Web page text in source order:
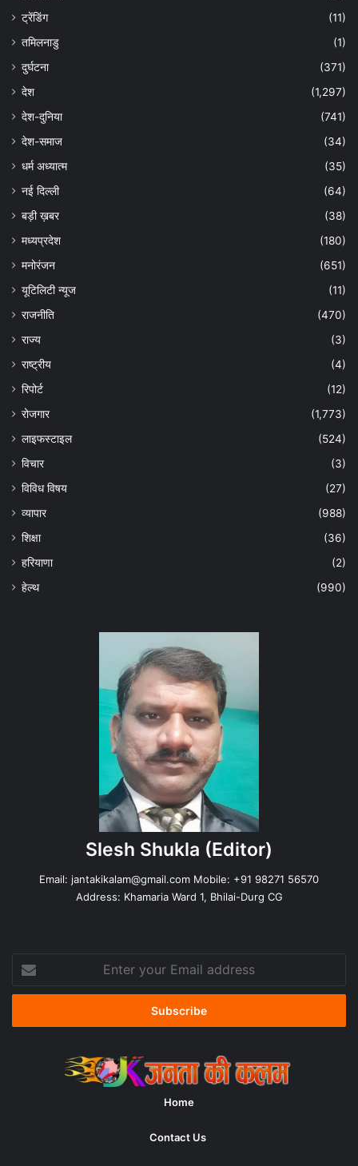
ट्रेंडिंग
(11)
तमिलनाडु
(1)
दुर्घटना
(371)
देश
(1,297)
देश-दुनिया
(741)
देश-समाज
(34)
धर्म अध्यात्म
(35)
नई दिल्ली
(64)
बड़ी ख़बर
(38)
मध्यप्रदेश
(180)
मनोरंजन
(651)
यूटिलिटी न्यूज
(11)
राजनीति
(470)
राज्य
(3)
राष्ट्रीय
(4)
रिपोर्ट
(12)
रोजगार
(1,773)
लाइफस्टाइल
(524)
विचार
(3)
विविध विषय
(27)
व्यापार
(988)
शिक्षा
(36)
हरियाणा
(2)
हेल्‍थ
(990)
Slesh Shukla (Editor)
Email: jantakikalam@gmail.com Mobile: +91 98271 56570
Address: Khamaria Ward 1, Bhilai-Durg CG
your
Email
Home
Contact Us